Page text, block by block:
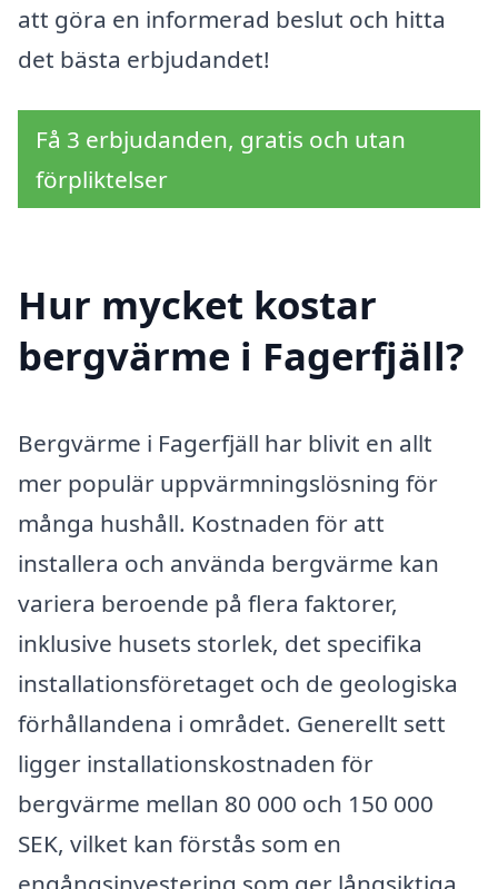
att göra en informerad beslut och hitta
det bästa erbjudandet!
Få 3 erbjudanden, gratis och utan
förpliktelser
Hur mycket kostar
bergvärme i Fagerfjäll?
Bergvärme i Fagerfjäll har blivit en allt
mer populär uppvärmningslösning för
många hushåll. Kostnaden för att
installera och använda bergvärme kan
variera beroende på flera faktorer,
inklusive husets storlek, det specifika
installationsföretaget och de geologiska
förhållandena i området. Generellt sett
ligger installationskostnaden för
bergvärme mellan 80 000 och 150 000
SEK, vilket kan förstås som en